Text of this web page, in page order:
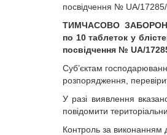
посвідчення № UA/
ТИМЧАСОВО
по 10 таблеток у
посвідчення № UA/
Суб’єктам
розпорядження,
У разі виявлення
повідомити
Контроль за виконанням